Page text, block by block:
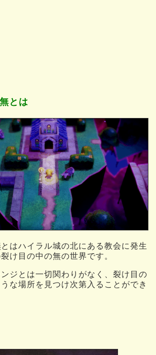
とは
とはハイラル城の北にある教会に発生
け目の中の無の世界です。
ジとは一切関わりがなく、裂け目の
な場所を見つけ次第入ることができ